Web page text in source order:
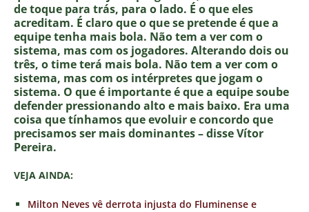
de toque para trás, para o lado. É o que eles
acreditam. É claro que o que se pretende é que a
equipe tenha mais bola. Não tem a ver com o
sistema, mas com os jogadores. Alterando dois ou
três, o time terá mais bola. Não tem a ver com o
sistema, mas com os intérpretes que jogam o
sistema. O que é importante é que a equipe soube
defender pressionando alto e mais baixo. Era uma
coisa que tínhamos que evoluir e concordo que
precisamos ser mais dominantes – disse Vítor
Pereira.
VEJA AINDA:
Milton Neves vê derrota injusta do Fluminense e